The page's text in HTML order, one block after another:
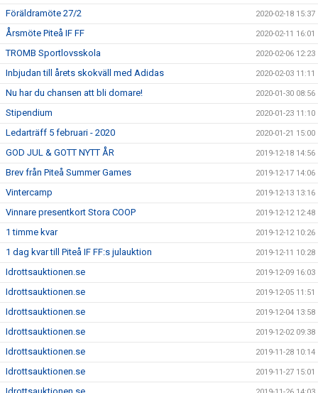
Föräldramöte 27/2 2020-02-18 15:37
Årsmöte Piteå IF FF 2020-02-11 16:01
TROMB Sportlovsskola 2020-02-06 12:23
Inbjudan till årets skokväll med Adidas 2020-02-03 11:11
Nu har du chansen att bli domare! 2020-01-30 08:56
Stipendium 2020-01-23 11:10
Ledarträff 5 februari - 2020 2020-01-21 15:00
GOD JUL & GOTT NYTT ÅR 2019-12-18 14:56
Brev från Piteå Summer Games 2019-12-17 14:06
Vintercamp 2019-12-13 13:16
Vinnare presentkort Stora COOP 2019-12-12 12:48
1 timme kvar 2019-12-12 10:26
1 dag kvar till Piteå IF FF:s julauktion 2019-12-11 10:28
Idrottsauktionen.se 2019-12-09 16:03
Idrottsauktionen.se 2019-12-05 11:51
Idrottsauktionen.se 2019-12-04 13:58
Idrottsauktionen.se 2019-12-02 09:38
Idrottsauktionen.se 2019-11-28 10:14
Idrottsauktionen.se 2019-11-27 15:01